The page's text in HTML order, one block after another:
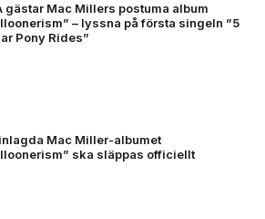
gästar Mac Millers postuma album
– lyssna på första singeln ”5
Pony Rides”
Mac Miller-albumet
ska släppas officiellt